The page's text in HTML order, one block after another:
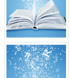
(1) (Lượt lưu